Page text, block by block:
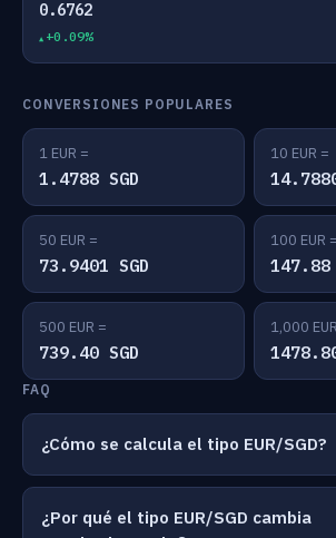
0.6762
+0.09%
CONVERSIONES POPULARES
1 EUR =
1.4788 SGD
10 EUR =
50 EUR =
73.9401 SGD
100 EUR =
147.88
500 EUR =
739.40 SGD
1,000
FAQ
¿Cómo se calcula el tipo EUR/SGD?
¿Por qué el tipo EUR/SGD cambia